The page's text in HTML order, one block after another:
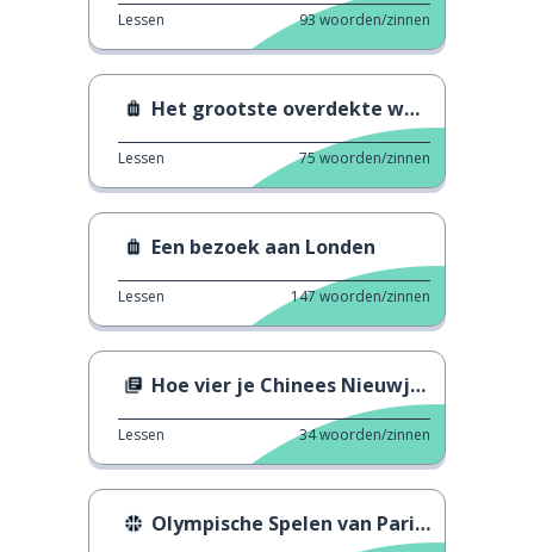
Lessen 93woorden/zinnen
Het grootste overdekte waterpark
Lessen 75woorden/zinnen
Een bezoek aan Londen
Lessen 147woorden/zinnen
Hoe vier je Chinees Nieuwjaar?
Lessen 34woorden/zinnen
Olympische Spelen van Parijs 2024